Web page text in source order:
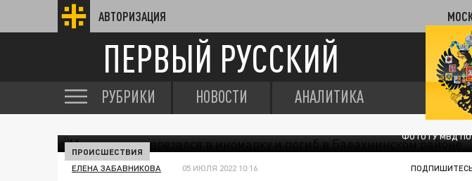
АВТОРИЗАЦИЯ
ПЕРВЫЙ РУССКИЙ
РУБРИКИ НОВОСТИ АНАЛИТИКА
ФОТО ГУ МВД
ПРОИСШЕСТВИЯ
ЕЛЕНА ЗАБАВНИКОВА 05 ИЮЛЯ 2022 10:16